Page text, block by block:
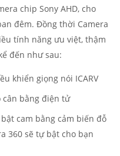
chip Sony AHD, cho
đêm. Đồng thời Camera
tính năng ưu việt, thậm
đến như sau:
khiển giọng nói ICARV
cân bằng điện tử
cam bằng cảm biến đỗ
360 sẽ tự bật cho bạn